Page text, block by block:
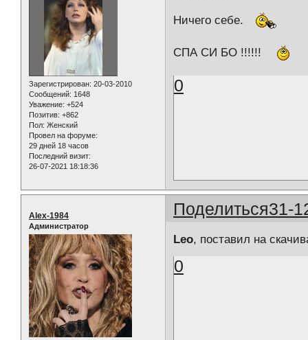
Зарегистрирован: 20-03-2010
Сообщений: 1648
Уважение: +524
Позитив: +862
Пол: Женский
Провел на форуме:
29 дней 18 часов
Последний визит:
26-07-2021 18:18:36
Ничего себе.
СПА СИ БО !!!!!!
0
Поделиться31-
Alex-1984
Администратор
Leo, поставил на
0